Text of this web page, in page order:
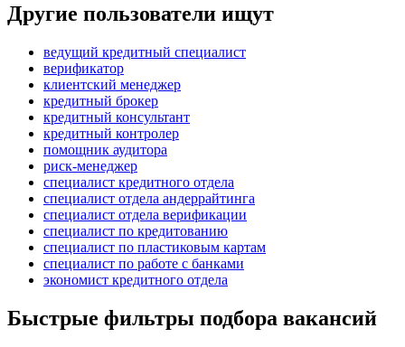
Другие пользователи ищут
ведущий кредитный специалист
верификатор
клиентский менеджер
кредитный брокер
кредитный консультант
кредитный контролер
помощник аудитора
риск-менеджер
специалист кредитного отдела
специалист отдела андеррайтинга
специалист отдела верификации
специалист по кредитованию
специалист по пластиковым картам
специалист по работе с банками
экономист кредитного отдела
Быстрые фильтры подбора вакансий